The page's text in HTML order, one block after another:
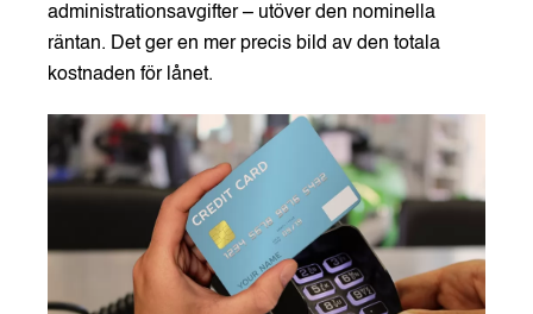
administrationsavgifter – utöver den nominella
räntan. Det ger en mer precis bild av den totala
kostnaden för lånet.